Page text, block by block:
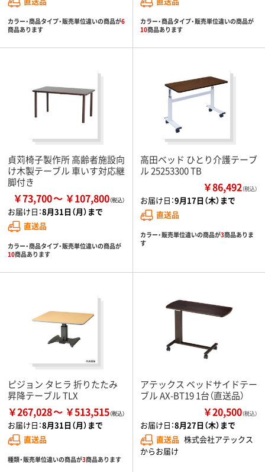
カラー・商品タイプ・販売単位違いの商品が6
商品あります
カラー・商品タイプ・販売単位違いの商品が
10商品あります
貞苅椅子製作所 高齢者施設向
け木製テーブル 車いす対応継
脚付き
￥73,700 ￥107,800
お届け日：8月31日（月）まで
直送品
カラー・商品タイプ・販売単位違いの商品が
10商品あります
高田ベッド ひとり介護テーブ
ル 25253300 TB
￥86,492（税込）
お届け日：9月17日（木）まで
直送品
カラー・販売単位違いの商品が3商品ありま
す
ピジョン タヒラ 折りたたみ
昇降テーブル TLX
￥267,028 ￥513,515
お届け日：8月31日（月）まで
直送品
種類・販売単位違いの商品が3商品あります
アテックス ベッドサイドテー
ブル AX-BT19 1台（直送品）
￥20,500（税込）
お届け日：8月27日（木）まで
直送品 株式会社アテックス
からお届け